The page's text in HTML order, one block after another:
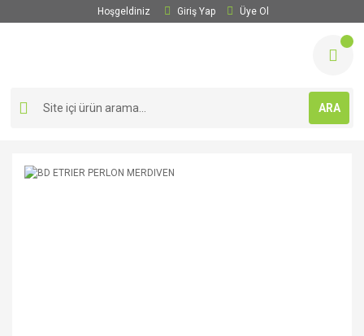
Hoşgeldiniz Giriş Yap Üye Ol
ARA